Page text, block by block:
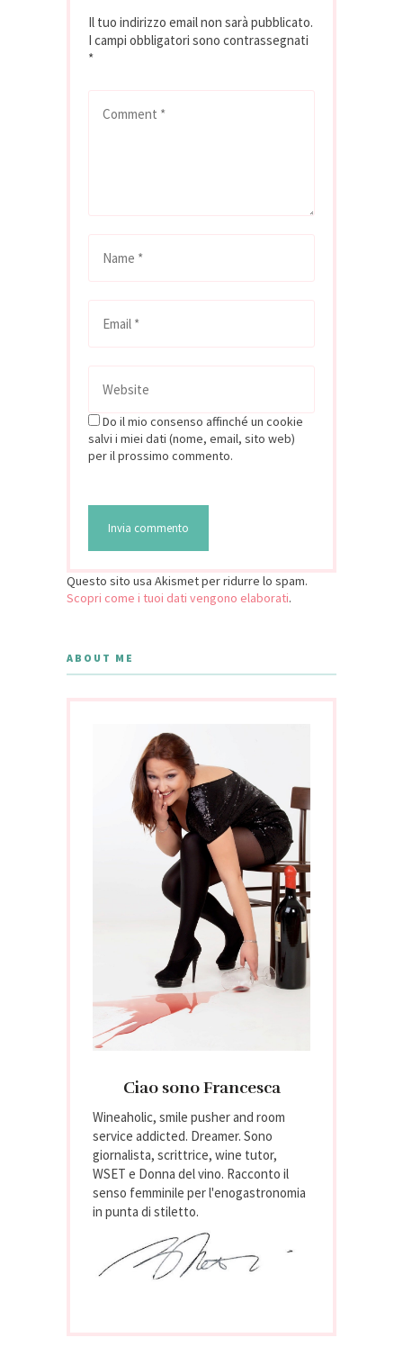
Il tuo indirizzo email non sarà pubblicato.
I campi obbligatori sono contrassegnati
*
Do il mio consenso affinché un cookie
salvi i miei dati (nome, email, sito web)
per il prossimo commento.
Questo sito usa Akismet per ridurre lo spam.
Scopri come i tuoi dati vengono elaborati.
ABOUT ME
Ciao sono Francesca
Wineaholic, smile pusher and room
service addicted. Dreamer. Sono
giornalista, scrittrice, wine tutor,
WSET e Donna del vino. Racconto il
senso femminile per l'enogastronomia
in punta di stiletto.